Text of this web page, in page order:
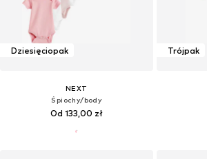
Dziesięciopak
NEXT
Śpiochy/body
Od 133,00 zł
Trójpak